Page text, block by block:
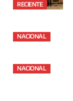
RECIENTE
NACIONAL
NACIONAL